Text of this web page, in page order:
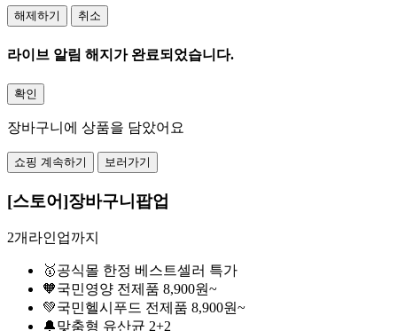
해제하기 취소
라이브 알림 해지가 완료되었습니다.
확인
장바구니에 상품을 담았어요
쇼핑 계속하기 보러가기
[스토어]장바구니팝업
2개라인업까지
🥇공식몰 한정 베스트셀러 특가
🧡국민영양 전제품 8,900원~
💚국민헬시푸드 전제품 8,900원~
🔔맞춤형 유산균 2+2